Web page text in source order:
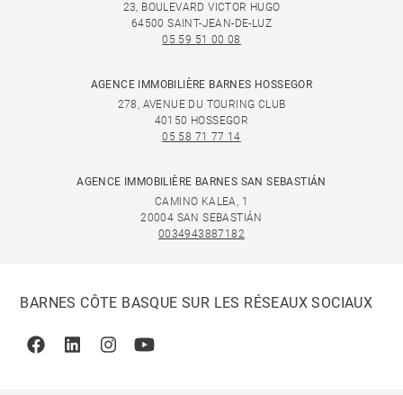
23, BOULEVARD VICTOR HUGO
64500 SAINT-JEAN-DE-LUZ
05 59 51 00 08
AGENCE IMMOBILIÈRE BARNES HOSSEGOR
278, AVENUE DU TOURING CLUB
40150 HOSSEGOR
05 58 71 77 14
AGENCE IMMOBILIÈRE BARNES SAN SEBASTIÁN
CAMINO KALEA, 1
20004 SAN SEBASTIÁN
0034943887182
BARNES CÔTE BASQUE SUR LES RÉSEAUX SOCIAUX
FacebookLinkedinInstagramYoutube